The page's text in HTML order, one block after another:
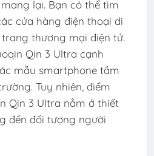
lại. Bạn có thể tìm
cửa hàng điện thoại di
thương mại điện tử.
Qin 3 Ultra cạnh
mẫu smartphone tầm
Tuy nhiên, điểm
Qin 3 Ultra nằm ở thiết
đến đối tượng người